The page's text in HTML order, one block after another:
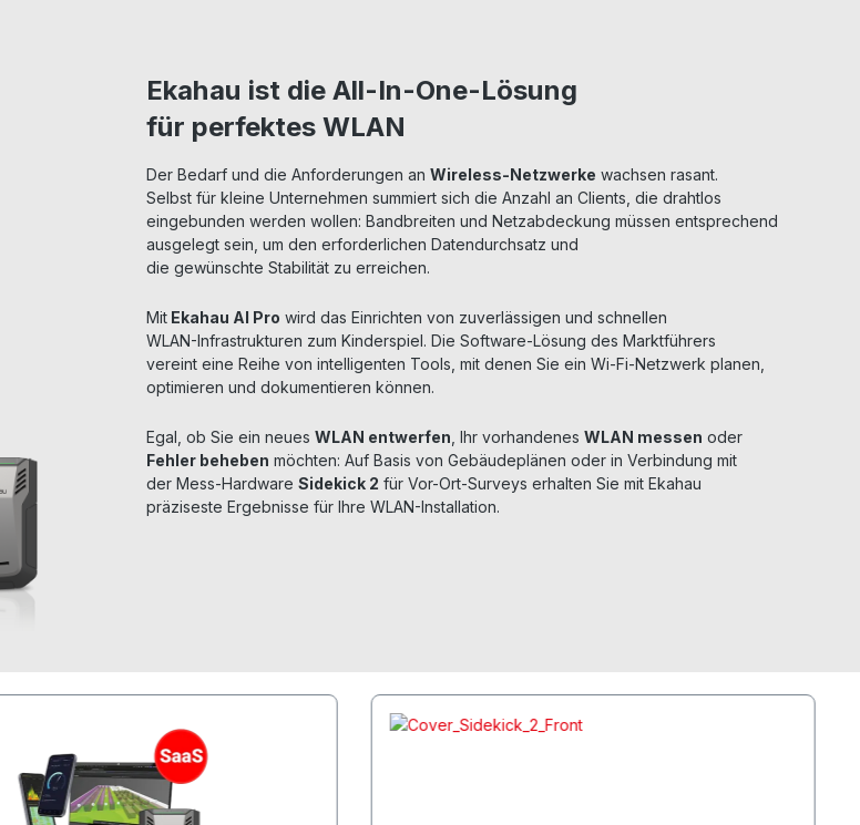
Ekahau ist die All-In-One-Lösung
für perfektes WLAN
Der Bedarf und die Anforderungen an Wireless-Netzwerke wachsen rasant.
Selbst für kleine Unternehmen summiert sich die Anzahl an Clients, die drahtlos
eingebunden werden wollen: Bandbreiten und Netzabdeckung müssen entsprechend
ausgelegt sein, um den erforderlichen Datendurchsatz und
die gewünschte Stabilität zu erreichen.
Mit Ekahau AI Pro wird das Einrichten von zuverlässigen und schnellen
WLAN-Infrastrukturen zum Kinderspiel. Die Software-Lösung des Marktführers
vereint eine Reihe von intelligenten Tools, mit denen Sie ein Wi-Fi-Netzwerk planen,
optimieren und dokumentieren können.
Egal, ob Sie ein neues WLAN entwerfen , Ihr vorhandenes WLAN messen oder
Fehler beheben möchten: Auf Basis von Gebäudeplänen oder in Verbindung mit
der Mess-Hardware Sidekick 2 für Vor-Ort-Surveys erhalten Sie mit Ekahau
präziseste Ergebnisse für Ihre WLAN-Installation.